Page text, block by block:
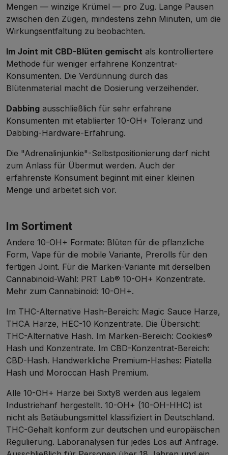
Mengen — winzige Krümel — pro Zug. Lange Pausen
zwischen den Zügen, mindestens zehn Minuten, um die
Wirkungsentfaltung zu beobachten.
Im Joint mit CBD-Blüten gemischt als kontrolliertere
Methode für weniger erfahrene Konzentrat-
Konsumenten. Die Verdünnung durch das
Blütenmaterial macht die Dosierung verzeihender.
Dabbing ausschließlich für sehr erfahrene
Konsumenten mit etablierter 10-OH+ Toleranz und
Dabbing-Hardware-Erfahrung.
Die "Adrenalinjunkie"-Selbstpositionierung darf nicht
zum Anlass für Übermut werden. Auch der
erfahrenste Konsument beginnt mit einer kleinen
Menge und arbeitet sich vor.
Im Sortiment
Andere 10-OH+ Formate: Blüten für die pflanzliche
Form, Vape für die mobile Variante, Prerolls für den
fertigen Joint. Für die Marken-Variante mit derselben
Cannabinoid-Wahl: PRT Lab® 10-OH+ Konzentrate.
Mehr zum Cannabinoid: 10-OH+.
Im THC-Alternative Hash-Bereich: Magic Sauce Harze,
THCA Harze, HEC-10 Konzentrate. Die Übersicht:
THC-Alternative Hash. Im Marken-Bereich: Cookies®
Hash und Konzentrate. Im CBD-Konzentrat-Bereich:
CBD-Hash. Handwerkliche Premium-Hashes: Piatella
Hash und Moroccan Hash Premium.
Alle 10-OH+ Harze bei Sixty8 werden aus legalem
Industriehanf hergestellt. 10-OH+ (10-OH-HHC) ist
nicht als Betäubungsmittel klassifiziert in Deutschland.
THC-Gehalt konform zur deutschen und europäischen
Regulierung. Laboranalysen für jedes Los auf Anfrage.